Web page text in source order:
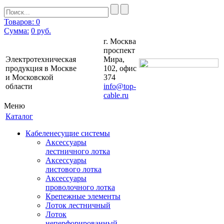
Товаров: 0
Сумма: 0 руб.
Электротехническая
продукция в Москве
и Московской
области
г. Москва
проспект
Мира,
102, офис
374
info@top-
cable.ru
Меню
Каталог
Кабеленесущие системы
Аксессуары
лестничного лотка
Аксессуары
листового лотка
Аксессуары
проволочного лотка
Крепежные элементы
Лоток лестничный
Лоток